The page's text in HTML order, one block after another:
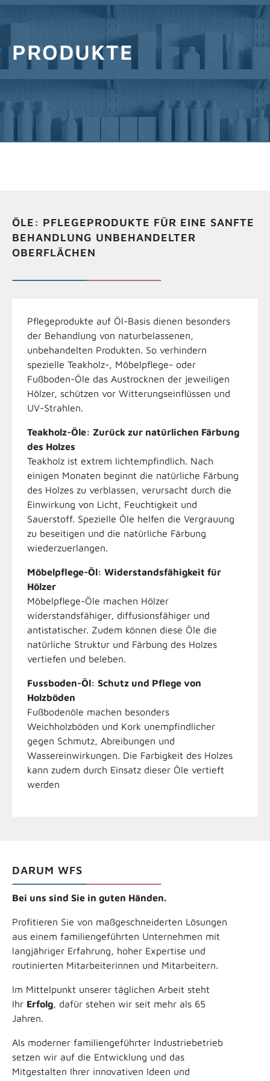
INFOS ANFORDERN
PRODUKTE
ÖLE: PFLEGEPRODUKTE FÜR EINE SANFTE
BEHANDLUNG UNBEHANDELTER
OBERFLÄCHEN
Pflegeprodukte auf Öl-Basis dienen besonders
der Behandlung von naturbelassenen,
unbehandelten Produkten. So verhindern
spezielle Teakholz-, Möbelpflege- oder
Fußboden-Öle das Austrocknen der jeweiligen
Hölzer, schützen vor Witterungseinflüssen und
UV-Strahlen.
Teakholz-Öle: Zurück zur natürlichen Färbung
des Holzes
Teakholz ist extrem lichtempfindlich. Nach
einigen Monaten beginnt die natürliche Färbung
des Holzes zu verblassen, verursacht durch die
Einwirkung von Licht, Feuchtigkeit und
Sauerstoff. Spezielle Öle helfen die Vergrauung
zu beseitigen und die natürliche Färbung
wiederzuerlangen.
Möbelpflege-Öl: Widerstandsfähigkeit für
Hölzer
Möbelpflege-Öle machen Hölzer
widerstandsfähiger, diffusionsfähiger und
antistatischer. Zudem können diese Öle die
natürliche Struktur und Färbung des Holzes
vertiefen und beleben.
Fussboden-Öl: Schutz und Pflege von
Holzböden
Fußbodenöle machen besonders
Weichholzböden und Kork unempfindlicher
gegen Schmutz, Abreibungen und
Wassereinwirkungen. Die Farbigkeit des Holzes
kann zudem durch Einsatz dieser Öle vertieft
werden
DARUM WFS
Bei uns sind Sie in guten Händen.
Profitieren Sie von maßgeschneiderten Lösungen
aus einem familiengeführten Unternehmen mit
langjähriger Erfahrung, hoher Expertise und
routinierten Mitarbeiterinnen und Mitarbeitern.
Im Mittelpunkt unserer täglichen Arbeit steht
Ihr Erfolg, dafür stehen wir seit mehr als 65
Jahren.
Als moderner familiengeführter Industriebetrieb
setzen wir auf die Entwicklung und das
Mitgestalten Ihrer innovativen Ideen und